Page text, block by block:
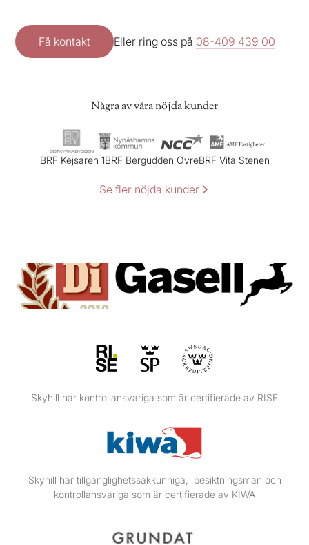
Eller ring oss på 08-409 439 00
Några av våra nöjda kunder
BRF Kejsaren 1BRF Bergudden ÖvreBRF Vita Stenen
Se fler nöjda kunder
Skyhill har kontrollansvariga som är certifierade av RISE
Skyhill har tillgänglighetssakkunniga, besiktningsmän och
kontrollansvariga som är certifierade av KIWA